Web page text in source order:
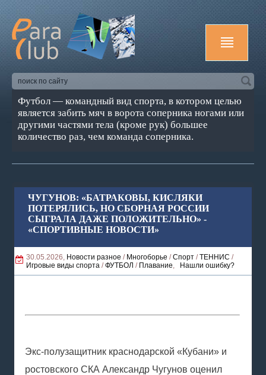
Футбол — командный вид спорта, в котором целью
является забить мяч в ворота соперника ногами или
другими частями тела (кроме рук) большее
количество раз, чем команда соперника.
ЧУГУНОВ: «БАТРАКОВЫ, КИСЛЯКИ
ПОТЕРЯЛИСЬ, НО СБОРНАЯ РОССИИ
СЫГРАЛА ДАЖЕ ПОЛОЖИТЕЛЬНО» -
«СПОРТИВНЫЕ НОВОСТИ»
30.05.2026, Новости разное / Многоборье /Спорт /ТЕННИС /
Игровые виды спорта /ФУТБОЛ / Плавание, Нашли ошибку?
Экс-полузащитник краснодарской «Кубани» и
ростовского СКА Александр Чугунов оценил